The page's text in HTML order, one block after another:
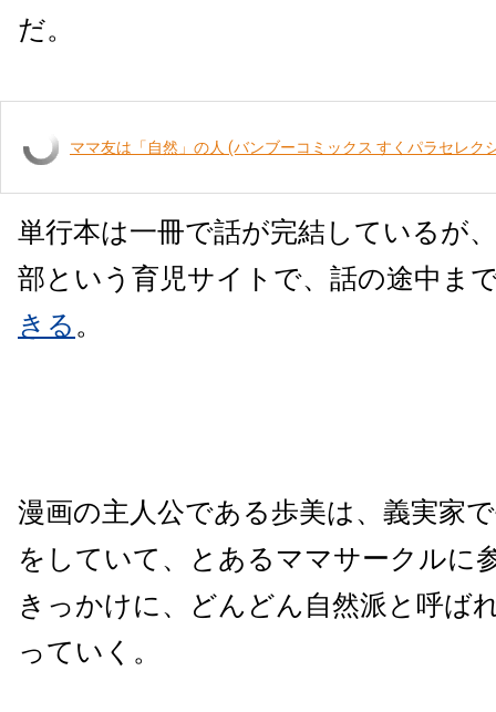
だ。
ママ友は「自然」の人 (バンブーコミックス すくパラセレク
単行本は一冊で話が完結しているが
部という育児サイトで、話の途中ま
きる 。
漫画の主人公である歩美は、義実家
をしていて、とあるママサークルに
きっかけに、どんどん自然派と呼ば
っていく。